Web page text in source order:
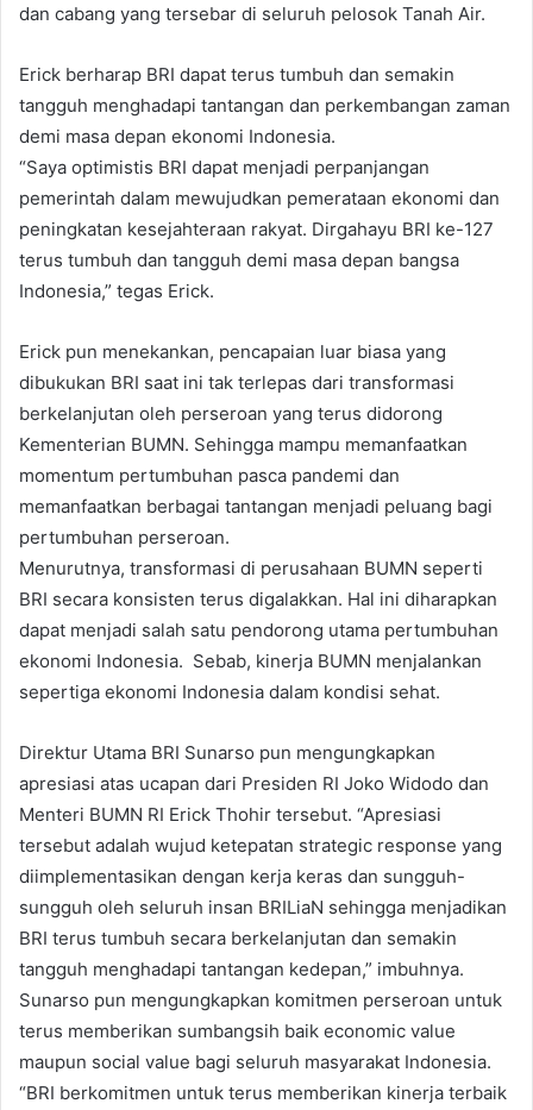
dan cabang yang tersebar di seluruh pelosok Tanah Air.
Erick berharap BRI dapat terus tumbuh dan semakin
tangguh menghadapi tantangan dan perkembangan zaman
demi masa depan ekonomi Indonesia.
“Saya optimistis BRI dapat menjadi perpanjangan
pemerintah dalam mewujudkan pemerataan ekonomi dan
peningkatan kesejahteraan rakyat. Dirgahayu BRI ke-127
terus tumbuh dan tangguh demi masa depan bangsa
Indonesia,” tegas Erick.
Erick pun menekankan, pencapaian luar biasa yang
dibukukan BRI saat ini tak terlepas dari transformasi
berkelanjutan oleh perseroan yang terus didorong
Kementerian BUMN. Sehingga mampu memanfaatkan
momentum pertumbuhan pasca pandemi dan
memanfaatkan berbagai tantangan menjadi peluang bagi
pertumbuhan perseroan.
Menurutnya, transformasi di perusahaan BUMN seperti
BRI secara konsisten terus digalakkan. Hal ini diharapkan
dapat menjadi salah satu pendorong utama pertumbuhan
ekonomi Indonesia. Sebab, kinerja BUMN menjalankan
sepertiga ekonomi Indonesia dalam kondisi sehat.
Direktur Utama BRI Sunarso pun mengungkapkan
apresiasi atas ucapan dari Presiden RI Joko Widodo dan
Menteri BUMN RI Erick Thohir tersebut. “Apresiasi
tersebut adalah wujud ketepatan strategic response yang
diimplementasikan dengan kerja keras dan sungguh-
sungguh oleh seluruh insan BRILiaN sehingga menjadikan
BRI terus tumbuh secara berkelanjutan dan semakin
tangguh menghadapi tantangan kedepan,” imbuhnya.
Sunarso pun mengungkapkan komitmen perseroan untuk
terus memberikan sumbangsih baik economic value
maupun social value bagi seluruh masyarakat Indonesia.
“BRI berkomitmen untuk terus memberikan kinerja terbaik